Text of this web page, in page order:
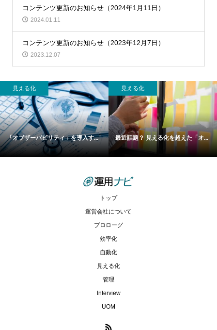
コンテンツ更新のお知らせ（2024年1月11日）
2024.01.11
コンテンツ更新のお知らせ（2023年12月7日）
2023.12.07
見える化
「オブザーバビリティ」を導入す...
見える化
最近話題？ 見える化を超えた「オ...
トップ
運営会社について
プロローグ
効率化
自動化
見える化
管理
Interview
UOM